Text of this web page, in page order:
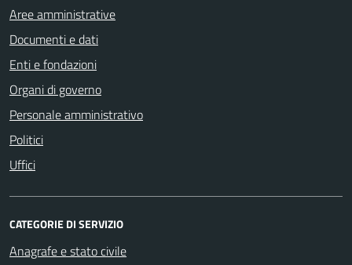
Aree amministrative
Documenti e dati
Enti e fondazioni
Organi di governo
Personale amministrativo
Politici
Uffici
CATEGORIE DI SERVIZIO
Anagrafe e stato civile